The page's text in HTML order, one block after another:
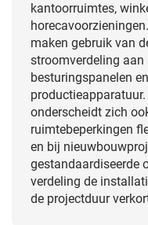
kantoorruimtes,
maken gebruik van
stroomverdeling
besturingspanelen
onderscheidt zich
ruimtebeperkingen
en bij
gestandaardiseerde
verdeling de
de projectduur